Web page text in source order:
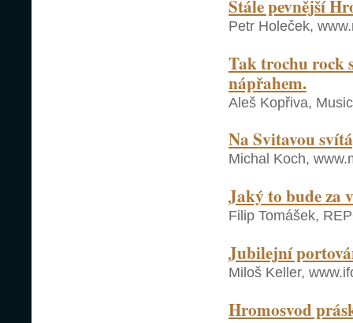
Stále pevnější
Petr Holeček,
Tak trochu rock
nápřahem.
Aleš Kopřiva,
Na Svitavou
Michal Koch,
Jaký to bude za
Filip Tomášek,
Jubilejní
Miloš Keller,
Hromosvod